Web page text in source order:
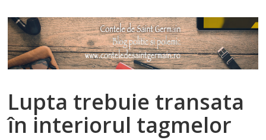
Lupta trebuie transata
în interiorul tagmelor